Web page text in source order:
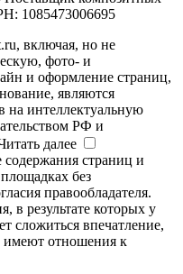
1085473006695
включая, но не
фото- и
и оформление страниц,
являются
на интеллектуальную
РФ и
далее
содержания страниц и
без
правообладателя.
в результате которых у
сложиться впечатление,
имеют отношения к